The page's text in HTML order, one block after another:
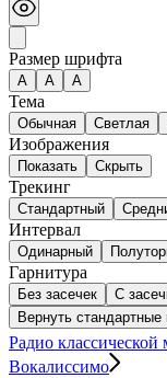
Размер шрифта
А A A
Тема
Обычная Светлая
Изображения
Показать Скрыть
Трекинг
Стандартный
Интервал
Одинарный
Гарнитура
Без засечек
С
Вернуть стандартные
Радио
Вокалиссимо